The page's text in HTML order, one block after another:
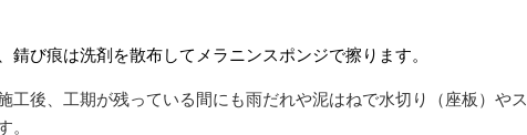
錆び痕は洗剤を散布してメ ラニンスポンジで擦ります。
工後、工期が残っている間にも雨だれや泥はねで水切り（座板）や
。